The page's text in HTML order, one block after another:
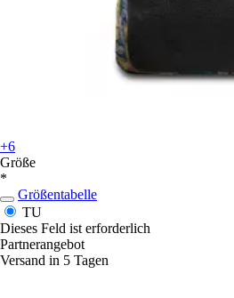
+6
Größe
*
Größentabelle
TU
Dieses Feld ist erforderlich
Partnerangebot
Versand in 5 Tagen